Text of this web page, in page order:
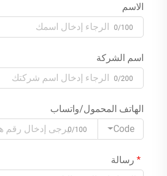
الاسم
0/100
اسم الشركة
0/200
الهاتف المحمول/واتساب
Code
0/100
رسالة